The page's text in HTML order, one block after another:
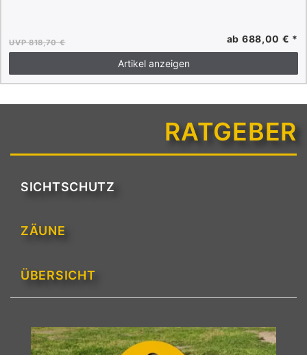
UVP 818,70 € ab 688,00 € *
Artikel anzeigen
RATGEBER
SICHTSCHUTZ
ZÄUNE
ÜBERSICHT